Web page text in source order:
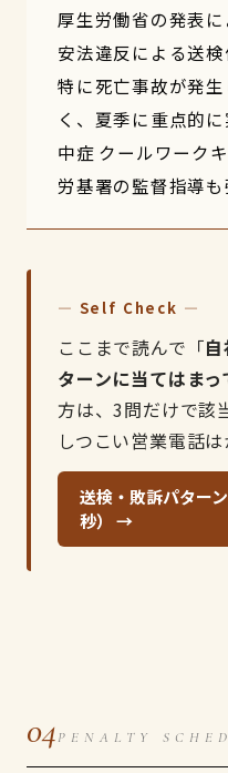
厚生労働省の発表
安法違反による送
特に死亡事故が発
く、夏季に重点的
中症 クールワーク
労基署の監督指導も
— Self Check —
ここまで読んで「
ターンに当てはま
方は、3問だけで該
しつこい営業電話は
送検・敗訴パター
秒） →
04PENALTY